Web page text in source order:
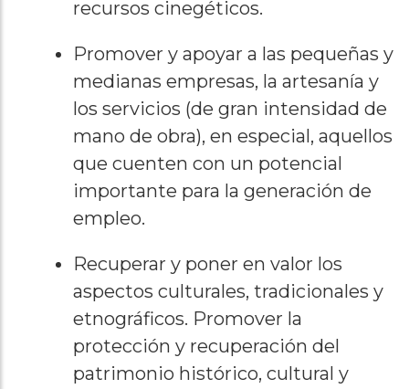
recursos cinegéticos.
Promover y apoyar a las pequeñas y
medianas empresas, la artesanía y
los servicios (de gran intensidad de
mano de obra), en especial, aquellos
que cuenten con un potencial
importante para la generación de
empleo.
Recuperar y poner en valor los
aspectos culturales, tradicionales y
etnográficos. Promover la
protección y recuperación del
patrimonio histórico, cultural y